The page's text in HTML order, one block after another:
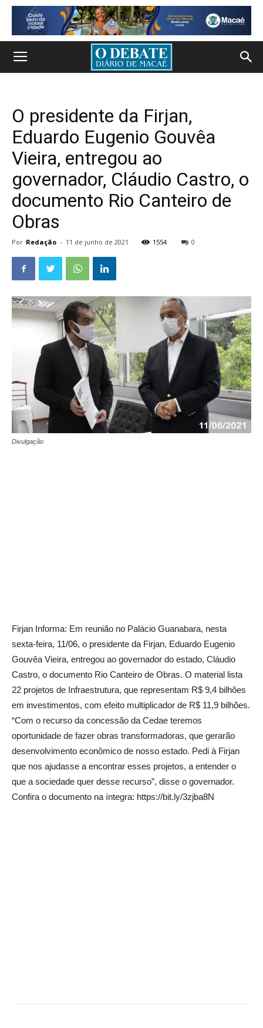
O presidente da Firjan,
Eduardo Eugenio Gouvêa
Vieira, entregou ao
governador, Cláudio Castro, o
documento Rio Canteiro de
Obras
Por Redação - 11 de junho de 2021 1554 0
Divulgação
Firjan Informa: Em reunião no Palácio Guanabara, nesta
sexta-feira, 11/06, o presidente da Firjan, Eduardo Eugenio
Gouvêa Vieira, entregou ao governador do estado, Cláudio
Castro, o documento Rio Canteiro de Obras. O material lista
22 projetos de Infraestrutura, que representam R$ 9,4 bilhões
em investimentos, com efeito multiplicador de R$ 11,9 bilhões.
“Com o recurso da concessão da Cedae teremos
oportunidade de fazer obras transformadoras, que gerarão
desenvolvimento econômico de nosso estado. Pedi à Firjan
que nos ajudasse a encontrar esses projetos, a entender o
que a sociedade quer desse recurso”, disse o governador.
Confira o documento na íntegra: https://bit.ly/3zjba8N